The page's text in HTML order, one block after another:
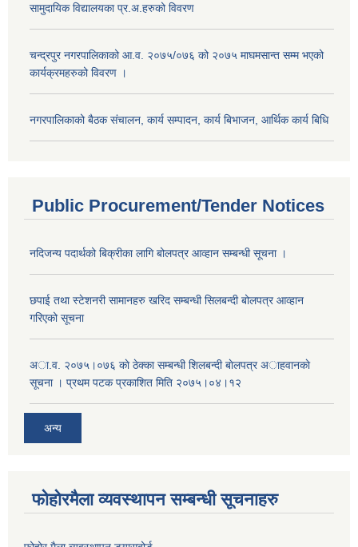
सामुदायिक विद्यालयका प्र.अ.हरुको विवरण
चन्द्रपुर नगरपालिकाको आ.व. २०७५/०७६ को २०७५ माघमसान्त सम्म भएको
कार्यक्रमहरुको विवरण ।
नगरपालिकाको बैठक संचालन, कार्य सम्पादन, कार्य बिभाजन, आर्थिक कार्य बिधि
Public Procurement/Tender Notices
नदिजन्य पदार्थको बिक्रीका लागि बोलपत्र आव्हान सम्बन्धी सूचना ।
छपाई तथा स्टेशनरी सामानहरु खरिद सम्बन्धी सिलबन्दी बोलपत्र आव्हान
गरिएको सूचना
अा.व. २०७५।०७६ काे ठेक्का सम्बन्धी शिलबन्दी बाेलपत्र अाहवानकाे
सूचना । प्रथम पटक प्रकाशित मिति २०७५।०४।१२
अन्य
फोहोरमैला व्यवस्थापन सम्बन्धी सूचनाहरु